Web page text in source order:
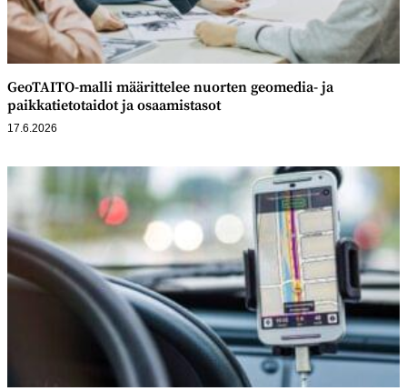
GeoTAITO-malli määrittelee nuorten geomedia- ja
paikkatietotaidot ja osaamistasot
17.6.2026